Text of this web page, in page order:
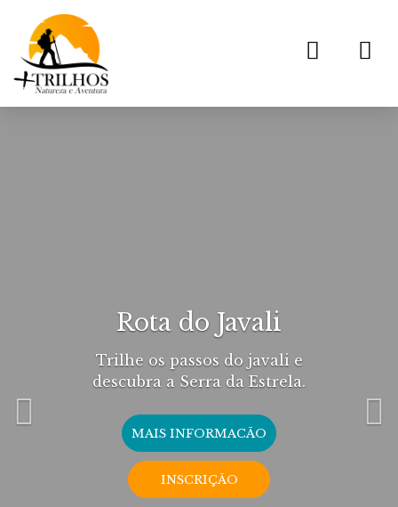
Rota do Javali
Trilhe os passos do javali e
descubra a Serra da Estrela.
MAIS INFORMACÃO
INSCRIÇÃO